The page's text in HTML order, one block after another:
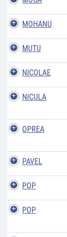
MOHANU
MUTU
NICOLAE
NICULA
OPREA
PAVEL
POP
POP